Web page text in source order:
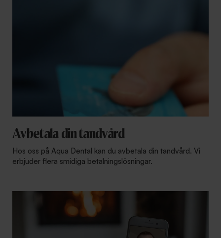
Avbetala din tandvård
Hos oss på Aqua Dental kan du avbetala din tandvård. Vi
erbjuder flera smidiga betalningslösningar.